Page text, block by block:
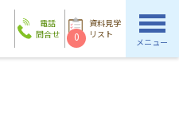
電話
問合せ
資料見学
リスト
0 メニュー